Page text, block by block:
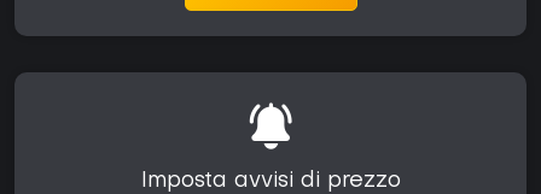
Imposta avvisi di prezzo